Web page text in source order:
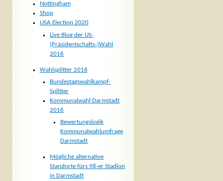
Nottingham
Shop
USA Election 2020
Live Blog der US-
(Präsidentschafts-)Wahl
2016
Wahlsplitter 2016
Bundestagswahlkampf-
Splitter
Kommunalwahl Darmstadt
2016
Bewertungslogik
Kommunalwahlumfrage
Darmstadt
Mögliche alternative
Standorte fürs 98-er Stadion
in Darmstadt